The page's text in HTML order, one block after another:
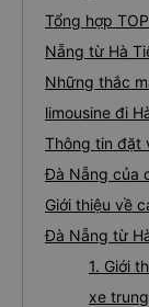
Tổng hợp
Nẵng từ Hà
Những thắc
limousine đi
Thông tin đặt
Đà Nẵng của
Giới thiệu về
Đà Nẵng từ
1. Giới
xe